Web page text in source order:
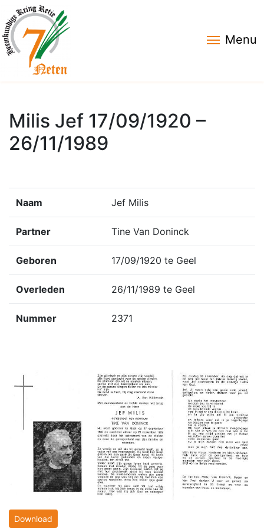
Menu
Milis Jef 17/09/1920 –
26/11/1989
Naam Jef Milis
Partner Tine Van Doninck
Geboren 17/09/1920 te Geel
Overleden 26/11/1989 te Geel
Nummer 2371
Download